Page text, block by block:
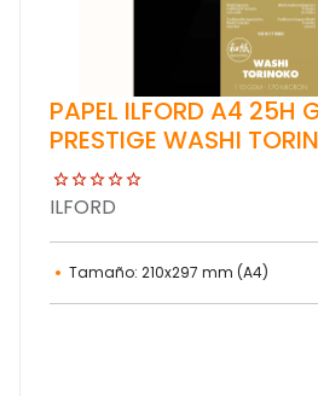
PAPEL ILFORD A4 25H
PRESTIGE WASHI
ILFORD
Tamaño: 210x297 mm (A4)